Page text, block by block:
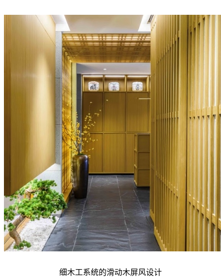
细木工系统的滑动木屏风设计